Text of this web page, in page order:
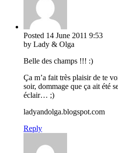
Posted 14 June 2011 9:53
by Lady & Olga
Belle des champs !!! :)
Ça m’a fait très plaisir de te
soir, dommage que ça ait été
éclair… ;)
ladyandolga.blogspot.com
Reply